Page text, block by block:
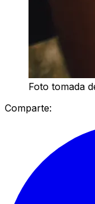
Foto tomada
Comparte: